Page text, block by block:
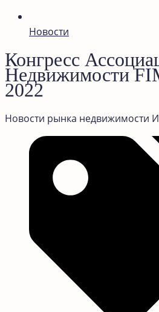
Новости
Конгресс
Недвижимости
2022
Новости рынка недвижимости